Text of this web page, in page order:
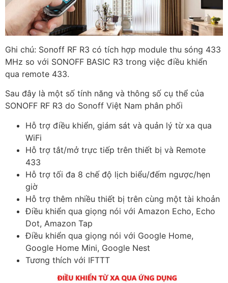
Ghi chú: Sonoff RF R3 có tích hợp module thu sóng 433
MHz so với SONOFF BASIC R3 trong việc điều khiển
qua remote 433.
Sau đây là một số tính năng và thông số cụ thể của
SONOFF RF R3 do Sonoff Việt Nam phân phối
Hỗ trợ điều khiển, giám sát và quản lý từ xa qua
WiFi
Hỗ trợ tắt/mở trực tiếp trên thiết bị và Remote
433
Hỗ trợ tối đa 8 chế độ lịch biểu/đếm ngược/hẹn
giờ
Hỗ trợ thêm nhiều thiết bị trên cùng một tài khoản
Điều khiển qua giọng nói với Amazon Echo, Echo
Dot, Amazon Tap
Điều khiển qua giọng nói với Google Home,
Google Home Mini, Google Nest
Tương thích với IFTTT